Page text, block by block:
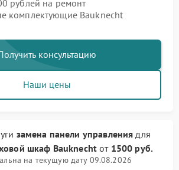
рублей на ремонт
комплектующие Bauknecht
консультацию
Наши цены
замена панели управления для
шкаф Bauknecht от 1500 руб.
на текущую дату 09.08.2026